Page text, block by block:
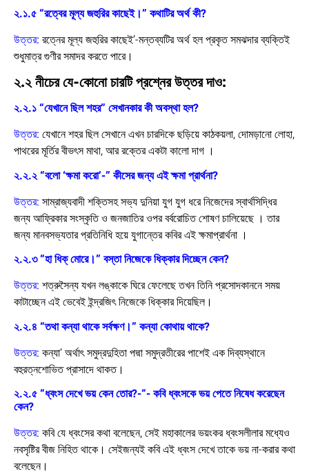
২.১.৫ “রত্বের মূল্য জহুরির কাছেই।” কথাটির অর্থ কী?
উত্তর: রত্নের মূল্য জহুরির কাছেই’-মন্তব্যটির অর্থ হল প্রকৃত সমঝদার ব্যক্তিই
শুধুমাত্র গুণীর সমাদর করতে পারে।
২.২ নীচের যে-কোনো চারটি প্রশ্নের উত্তর দাও:
২.২.১ “যেখানে ছিল শহর” সেখানকার কী অবস্থা হল?
উত্তর: যেখানে শহর ছিল সেখানে এখন চারদিকে ছড়িয়ে কাঠকয়লা, দোমড়ানো লোহা,
পাথরের মূর্তির বীভৎস মাথা, আর রক্তের একটা কালো দাগ ।
২.২.২ “বলো ‘ক্ষমা করো’-” কীসের জন্য এই ক্ষমা প্রার্থনা?
উত্তর: সাম্রাজ্যবাদী শক্তিসহ সভ্য দুনিয়া যুগ যুগ ধরে নিজেদের স্বার্থসিদ্ধির
জন্য আফ্রিকার সংস্কৃতি ও জনজাতির ওপর বর্বরোচিত শোষণ চালিয়েছে । তার
জন্য মানবসভ্যতার প্রতিনিধি হয়ে যুগান্তের কবির এই ক্ষমাপ্রার্থনা ।
২.২.৩ “হা ধিক্ মোরে।” বস্তা নিজেকে ধিক্কার দিচ্ছেন কেন?
উত্তর: শত্রুসৈন্য যখন লঙ্কাকে ঘিরে ফেলেছে তখন তিনি প্রসোদকাননে সময়
কাটাচ্ছেন এই ভেবেই ইন্দ্রজিৎ নিজেকে ধিক্কার দিয়েছিল।
২.২.৪ “তথা কন্যা থাকে সর্বক্ষণ।” কন্যা কোথায় থাকে?
উত্তর: কন্যা’ অর্থাৎ সমুদ্রদুহিতা পদ্মা সমুদ্রতীরের পাশেই এক দিব্যস্থানে
বহুরত্নশোভিত প্রাসাদে থাকত।
২.২.৫ “ধ্বংস দেখে ভয় কেন তোর?-“- কবি ধ্বংসকে ভয় পেতে নিষেধ করেছেন
কেন?
উত্তর: কবি যে ধ্বংসের কথা বলেছেন, সেই মহাকালের ভয়ংকর ধ্বংসলীলার মধ্যেও
নবসৃষ্টির বীজ নিহিত থাকে। সেইজন্যই কবি এই ধ্বংস দেখে তাকে ভয় না-করার কথা
বলেছেন।